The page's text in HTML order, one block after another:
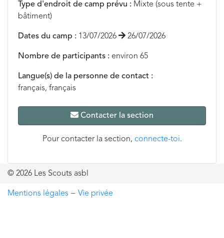
Type d'endroit de camp prévu : Mixte (sous tente +
bâtiment)
Dates du camp : 13/07/2026 26/07/2026
Nombre de participants : environ 65
Langue(s) de la personne de contact :
français, français
Contacter la section
Pour contacter la section, connecte-toi.
© 2026 Les Scouts asbl
Mentions légales − Vie privée